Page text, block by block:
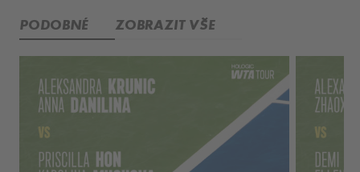
PODOBNÉ ZOBRAZIT VŠE